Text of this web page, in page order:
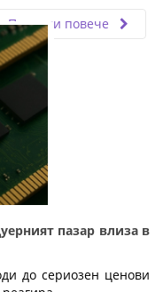
Прочети повече
пазар влиза в
до сериозен ценови